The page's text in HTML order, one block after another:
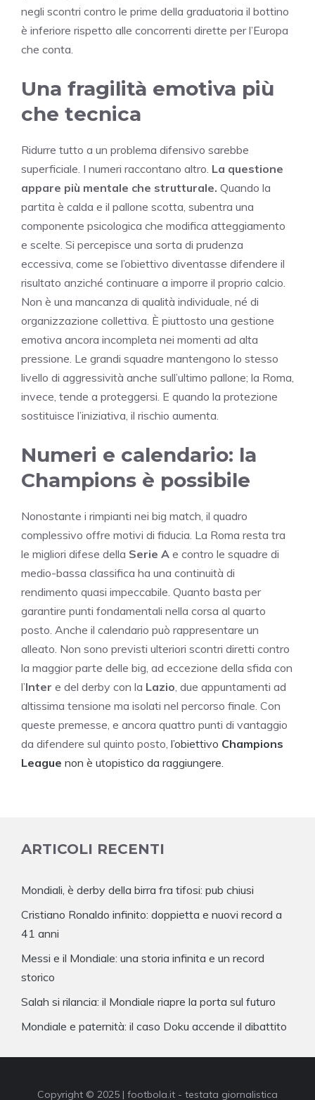
negli scontri contro le prime della graduatoria il bottino
è inferiore rispetto alle concorrenti dirette per l’Europa
che conta.
Una fragilità emotiva più
che tecnica
Ridurre tutto a un problema difensivo sarebbe
superficiale. I numeri raccontano altro. La questione
appare più mentale che strutturale. Quando la
partita è calda e il pallone scotta, subentra una
componente psicologica che modifica atteggiamento
e scelte. Si percepisce una sorta di prudenza
eccessiva, come se l’obiettivo diventasse difendere il
risultato anziché continuare a imporre il proprio calcio.
Non è una mancanza di qualità individuale, né di
organizzazione collettiva. È piuttosto una gestione
emotiva ancora incompleta nei momenti ad alta
pressione. Le grandi squadre mantengono lo stesso
livello di aggressività anche sull’ultimo pallone; la Roma,
invece, tende a proteggersi. E quando la protezione
sostituisce l’iniziativa, il rischio aumenta.
Numeri e calendario: la
Champions è possibile
Nonostante i rimpianti nei big match, il quadro
complessivo offre motivi di fiducia. La Roma resta tra
le migliori difese della Serie A e contro le squadre di
medio-bassa classifica ha una continuità di
rendimento quasi impeccabile. Quanto basta per
garantire punti fondamentali nella corsa al quarto
posto. Anche il calendario può rappresentare un
alleato. Non sono previsti ulteriori scontri diretti contro
la maggior parte delle big, ad eccezione della sfida con
l’Inter e del derby con la Lazio , due appuntamenti ad
altissima tensione ma isolati nel percorso finale. Con
queste premesse, e ancora quattro punti di vantaggio
da difendere sul quinto posto, l’obiettivo Champions
League non è utopistico da raggiungere.
ARTICOLI RECENTI
Mondiali, è derby della birra fra tifosi: pub chiusi
Cristiano Ronaldo infinito: doppietta e nuovi record a
41 anni
Messi e il Mondiale: una storia infinita e un record
storico
Salah si rilancia: il Mondiale riapre la porta sul futuro
Mondiale e paternità: il caso Doku accende il dibattito
Copyright © 2025 | footbola.it - testata giornalistica